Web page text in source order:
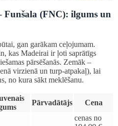
Funšala (FNC): ilgums un
gan garākam ceļojumam.
kas Madeirai ir ļoti saprātīgs
pārsēšanās. Zemāk –
virzienā un turp-atpakaļ), lai
no kura sākt meklēšanu.
Pārvadātājs Cena
cenas no